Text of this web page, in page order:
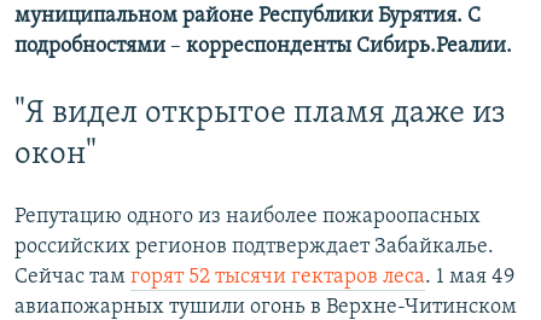
муниципальном районе Республики Бурятия. С
подробностями –​ корреспонденты Сибирь.Реалии.
"Я видел открытое пламя даже из
окон"
Репутацию одного из наиболее пожароопасных
российских регионов подтверждает Забайкалье.
Сейчас там горят 52 тысячи гектаров леса. 1 мая 49
авиапожарных тушили огонь в Верхне-Читинском